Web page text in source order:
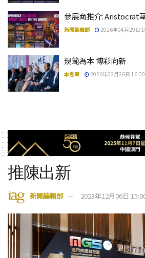
參展商推介: Aristocrat
新聞編輯部 2026年04月29日
規範為本 博彩向新
本思齊 2026年02月26日 16:20
推陳出新
新聞編輯部 2023年12月06日